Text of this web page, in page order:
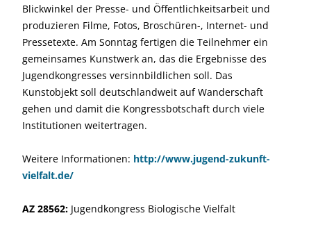
Blickwinkel der Presse- und Öffentlichkeitsarbeit und
produzieren Filme, Fotos, Broschüren-, Internet- und
Pressetexte. Am Sonntag fertigen die Teilnehmer ein
gemeinsames Kunstwerk an, das die Ergebnisse des
Jugendkongresses versinnbildlichen soll. Das
Kunstobjekt soll deutschlandweit auf Wanderschaft
gehen und damit die Kongressbotschaft durch viele
Institutionen weitertragen.
Weitere Informationen: http://www.jugend-zukunft-
vielfalt.de/
AZ 28562: Jugendkongress Biologische Vielfalt